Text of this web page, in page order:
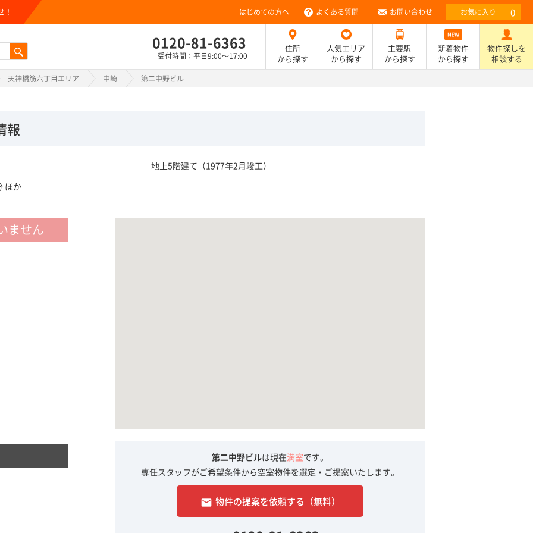
！ はじめての方へ よくある質問 お問い合わせ お気に入り 0
0120-81-6363
受付時間：平日9:00～17:00
住所
から探す
人気エリア
から探す
主要駅
から探す
新着物件
から探す
物件探しを
相談する
天神橋筋六丁目エリア 中崎 第二中野ビル
報
ほか
地上5階建て（1977年2月竣工）
ません
第二中野ビルは現在満室です。
専任スタッフがご希望条件から空室物件を選定・ご提案いたします。
email 物件の提案を依頼する（無料）